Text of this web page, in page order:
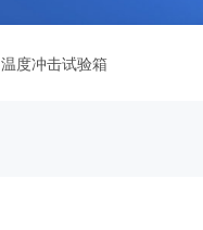
温度冲击试验箱